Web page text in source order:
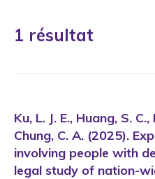
1 résultat
Ku, L. J. E., Huang, S.
Chung, C. A. (2025).
involving people with
legal study of nation-